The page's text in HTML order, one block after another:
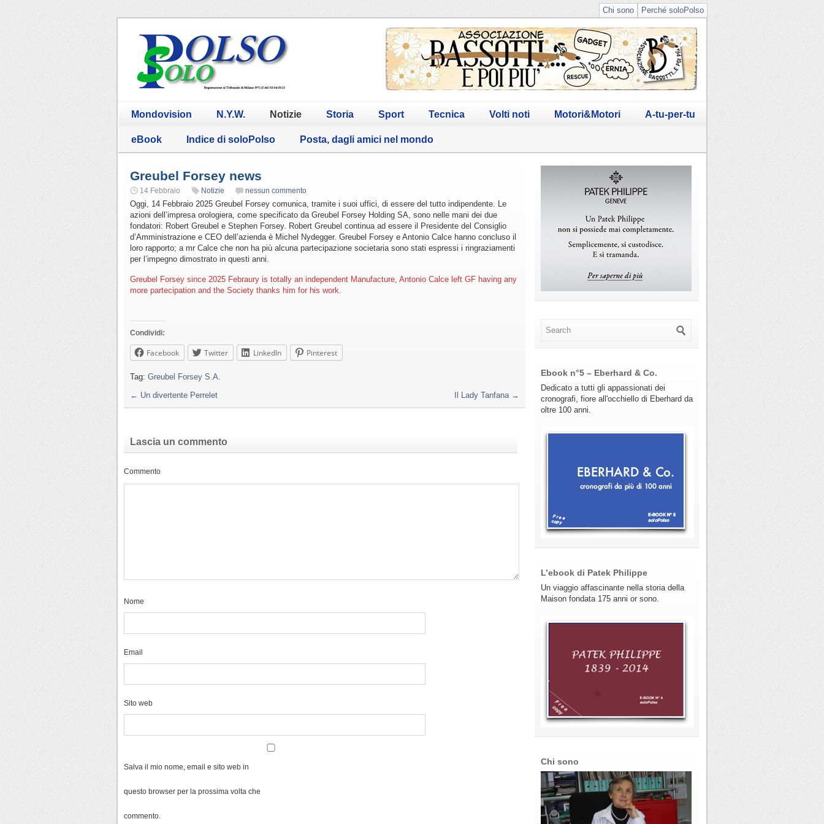
Perché soloPolso
Chi sono
Mondovision N.Y.W. Notizie Storia Sport Tecnica Volti noti Motori&Motori A-tu-per-tu
eBook Indice di soloPolso Posta, dagli amici nel mondo
Greubel Forsey news
14 Febbraio Notizie nessun commento
Oggi, 14 Febbraio 2025 Greubel Forsey comunica, tramite i suoi uffici, di essere del tutto indipendente. Le
azioni dell’impresa orologiera, come specificato da Greubel Forsey Holding SA, sono nelle mani dei due
fondatori: Robert Greubel e Stephen Forsey. Robert Greubel continua ad essere il Presidente del Consiglio
d’Amministrazione e CEO dell’azienda è Michel Nydegger. Greubel Forsey e Antonio Calce hanno concluso il
loro rapporto; a mr Calce che non ha più alcuna partecipazione societaria sono stati espressi i ringraziamenti
per l’impegno dimostrato in questi anni.
Greubel Forsey since 2025 Febraury is totally an independent Manufacture, Antonio Calce left GF having any
more partecipation and the Society thanks him for his work.
Condividi:
Facebook Twitter LinkedIn Pinterest
Tag: Greubel Forsey S.A.
← Un divertente Perrelet Il Lady Tanfana →
Lascia un commento
Commento
Nome
Email
Sito web
Salva il mio nome, email e sito web in
questo browser per la prossima volta che
commento.
Ebook n°5 – Eberhard & Co.
Dedicato a tutti gli appassionati dei
cronografi, fiore all'occhiello di Eberhard da
oltre 100 anni.
L’ebook di Patek Philippe
Un viaggio affascinante nella storia della
Maison fondata 175 anni or sono.
Chi sono